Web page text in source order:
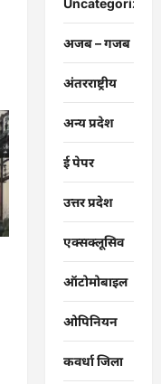
अजब – गजब
अंतरराष्ट्रीय
अन्य प्रदेश
ई पेपर
उत्तर प्रदेश
एक्सक्लूसिव
ऑटोमोबाइल
ओपिनियन
कवर्धा जिला